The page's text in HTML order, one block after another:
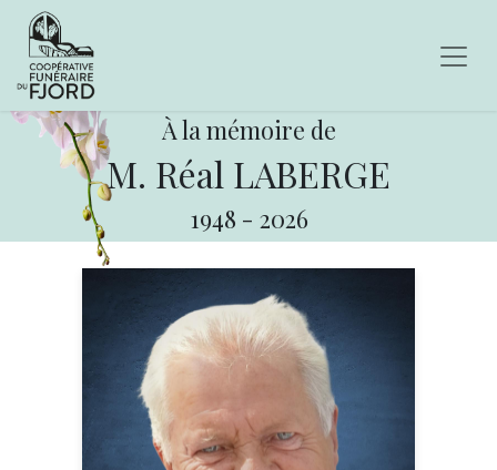
À la mémoire de
M. Réal LABERGE
1948 - 2026